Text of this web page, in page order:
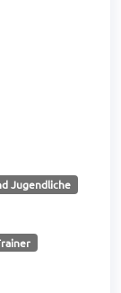
Jugendliche